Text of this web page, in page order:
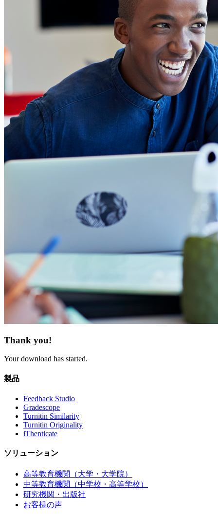
Thank you!
Your download has started.
製品
Feedback Studio
Gradescope
Turnitin Similarity
Turnitin Originality
iThenticate
ソリューション
高等教育機関（大学・大学院）
中等教育機関（中学校・高等学校）
研究機関・出版社
お客様の声